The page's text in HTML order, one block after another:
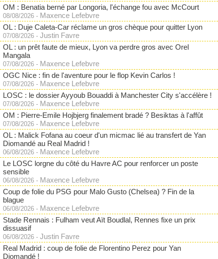
OM : Benatia berné par Longoria, l'échange fou avec McCourt
08/08/2026 - Maxence Lefebvre
OL : Duje Caleta-Car réclame un gros chèque pour quitter Lyon
07/08/2026 - Justin Favre
OL : un prêt faute de mieux, Lyon va perdre gros avec Orel
Mangala
07/08/2026 - Maxence Lefebvre
OGC Nice : fin de l'aventure pour le flop Kevin Carlos !
07/08/2026 - Maxence Lefebvre
LOSC : le dossier Ayyoub Bouaddi à Manchester City s'accélère !
07/08/2026 - Maxence Lefebvre
OM : Pierre-Emile Hojbjerg finalement bradé ? Besiktas à l'affût
07/08/2026 - Maxence Lefebvre
OL : Malick Fofana au coeur d'un micmac lié au transfert de Yan
Diomandé au Real Madrid !
06/08/2026 - Maxence Lefebvre
Le LOSC lorgne du côté du Havre AC pour renforcer un poste
sensible
06/08/2026 - Maxence Lefebvre
Coup de folie du PSG pour Malo Gusto (Chelsea) ? Fin de la
blague
06/08/2026 - Maxence Lefebvre
Stade Rennais : Fulham veut Aït Boudlal, Rennes fixe un prix
dissuasif
06/08/2026 - Justin Favre
Real Madrid : coup de folie de Florentino Perez pour Yan
Diomandé !